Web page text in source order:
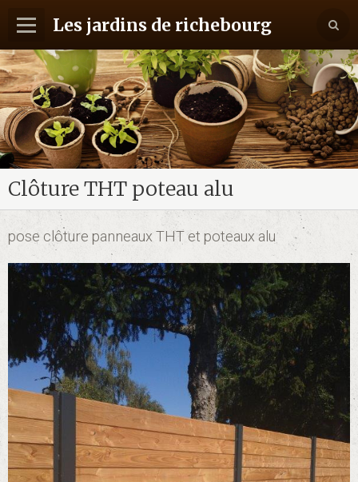
Les jardins de richebourg
Accueil
Album
Contact
Clôture THT poteau alu
pose clôture panneaux THT et poteaux alu